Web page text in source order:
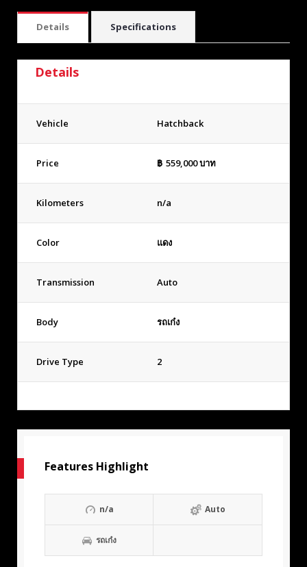
Details Specifications
Details
Vehicle Hatchback
Price ฿ 559,000บาท
Kilometers n/a
Color แดง
Transmission Auto
Body รถเก๋ง
Drive Type 2
Features Highlight
n/a Auto
รถเก๋ง